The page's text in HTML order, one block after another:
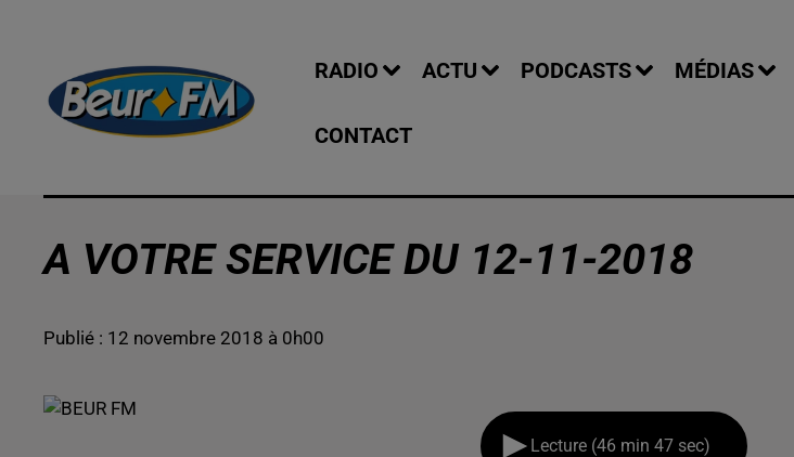
RADIO ACTU PODCASTS MÉDIAS
CONTACT
A VOTRE SERVICE DU 12-11-2018
Publié : 12 novembre 2018 à 0h00
Lecture (46 min 47 sec)